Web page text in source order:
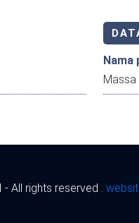
Nama
Massa
All rights reserved .